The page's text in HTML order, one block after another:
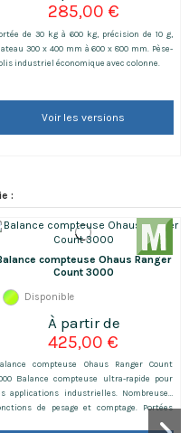
285,00 €
de 30 kg à 600 kg, précision de 10 g,
300 x 400 mm à 600 x 800 mm. Pèse-
industriel économique avec colonne.
Voir les versions
:
compteuse Ohaus Ranger
Count 3000
Disponible
425,00 €
compteuse Ohaus Ranger Count
ultra-rapide pour
applications industrielles. Nombreuses
de pesage et comptage. Portées
de 1.5 à 30 kg. Existe en version